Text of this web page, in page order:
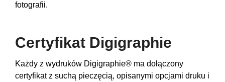
fotografii.
Certyfikat Digigraphie
Każdy z wydruków Digigraphie® ma dołączony
certyfikat z suchą pieczęcią, opisanymi opcjami druku i